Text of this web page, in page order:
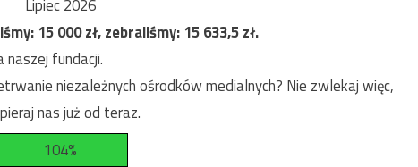
Lipiec 2026
15 000zł, zebraliśmy:15 633,5zł.
naszej fundacji.
niezależnych ośrodków medialnych? Nie zwlekaj więc,
nas już od teraz.
104%